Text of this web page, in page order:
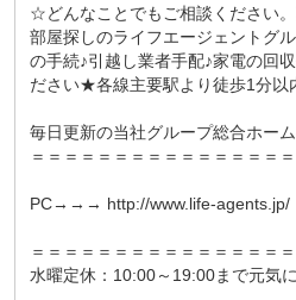
☆どんなことでもご相談ください
部屋探しのライフエージェントグ
の手続♪引越し業者手配♪家電の回
ださい★各線主要駅より徒歩1分
毎日更新の当社グループ総合ホー
＝＝＝＝＝＝＝＝＝＝＝＝＝＝＝
PC→→→ http://www.life-agents.jp/
＝＝＝＝＝＝＝＝＝＝＝＝＝＝＝
水曜定休：10:00～19:00まで元気